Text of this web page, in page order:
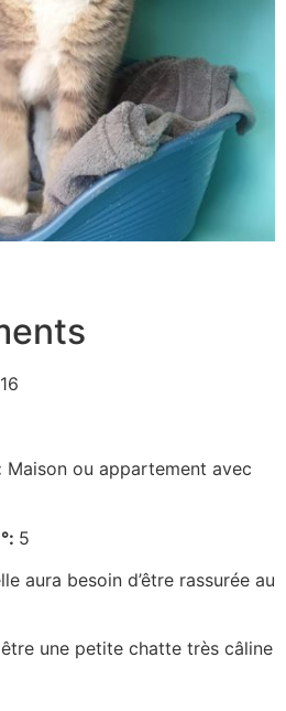
Maison ou appartement avec
5
aura besoin d’être rassurée au
une petite chatte très câline